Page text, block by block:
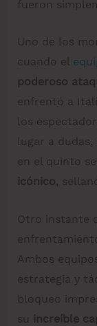
fueron
Uno de los
cuando el
poderoso
enfrentó a
los
lugar a
en el quinto
icónico,
Otro instante
Ambos
estrategia y
bloqueo
su increíble